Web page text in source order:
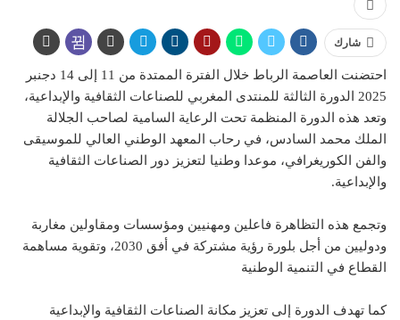
شارك
احتضنت العاصمة الرباط خلال الفترة الممتدة من 11 إلى 14 دجنبر
2025 الدورة الثالثة للمنتدى المغربي للصناعات الثقافية والإبداعية،
وتعد هذه الدورة المنظمة تحت الرعاية السامية لصاحب الجلالة
الملك محمد السادس، في رحاب المعهد الوطني العالي للموسيقى
والفن الكوريغرافي، موعدا وطنيا لتعزيز دور الصناعات الثقافية
والإبداعية.
وتجمع هذه التظاهرة فاعلين ومهنيين ومؤسسات ومقاولين مغاربة
ودوليين من أجل بلورة رؤية مشتركة في أفق 2030، وتقوية مساهمة
القطاع في التنمية الوطنية
كما تهدف الدورة إلى تعزيز مكانة الصناعات الثقافية والإبداعية